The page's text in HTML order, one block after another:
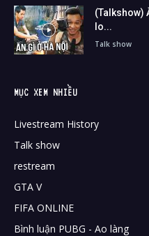
(Talkshow)
lo...
Talk show
MỤC XEM NHIỀU
Livestream History
Talk show
restream
GTA V
FIFA ONLINE
Bình luận PUBG - Ao làng